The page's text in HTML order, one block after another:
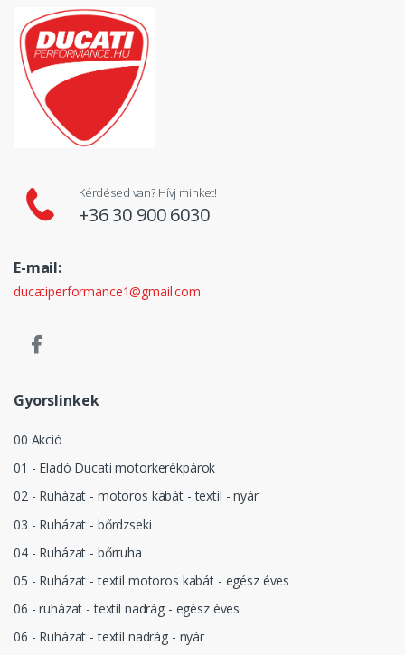
Kérdésed van? Hívj minket!
+36 30 900 6030
E-mail:
ducatiperformance1@gmail.com
Gyorslinkek
00 Akció
01 - Eladó Ducati motorkerékpárok
02 - Ruházat - motoros kabát - textil - nyár
03 - Ruházat - bőrdzseki
04 - Ruházat - bőrruha
05 - Ruházat - textil motoros kabát - egész éves
06 - ruházat - textil nadrág - egész éves
06 - Ruházat - textil nadrág - nyár